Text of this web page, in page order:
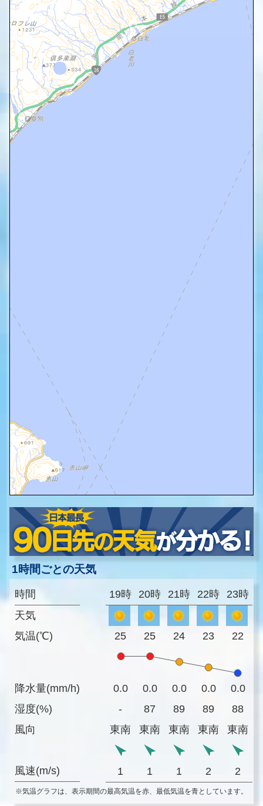
1時間ごとの天気
時間
天気
気温(℃)
降水量(mm/h)
湿度(%)
風向
風速(m/s)
19時 20時 21時 22時 23時
25 25 24 23 22
0.0 0.0 0.0 0.0
0.0
-
87 89 89
88
東南
東南 東南 東南 東南
1 1 1 2 2
※気温グラフは、表示期間の最高気温を赤、最低気温を青としています。